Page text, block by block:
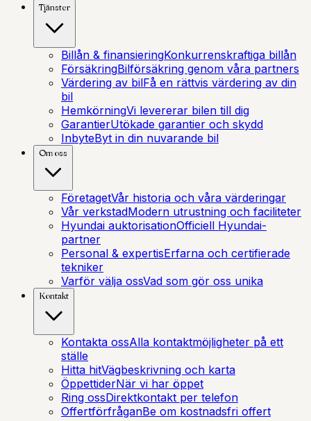
Tjänster
Billån & finansieringKonkurrenskraftiga billån
FörsäkringBilförsäkring genom våra partners
Värdering av bilFå en rättvis värdering av din
bil
HemkörningVi levererar bilen till dig
GarantierUtökade garantier och skydd
InbyteByt in din nuvarande bil
Om oss
FöretagetVår historia och våra värderingar
Vår verkstadModern utrustning och faciliteter
Hyundai auktorisationOfficiell Hyundai-
partner
Personal & expertisErfarna och certifierade
tekniker
Varför välja ossVad som gör oss unika
Kontakt
Kontakta ossAlla kontaktmöjligheter på ett
ställe
Hitta hitVägbeskrivning och karta
ÖppettiderNär vi har öppet
Ring ossDirektkontakt per telefon
OffertförfråganBe om kostnadsfri offert